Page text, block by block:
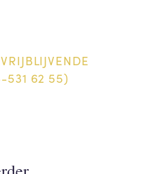
531 62 55)